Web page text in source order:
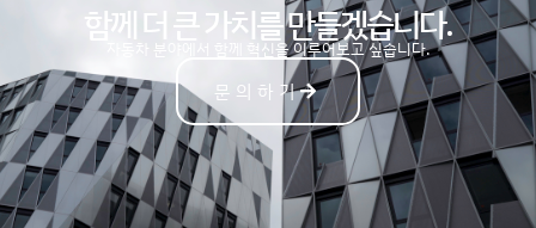
함께 더 큰 가치를 만들겠습니다.
차 분야에서 함께 혁신을 이루어보고 싶습니다.
문의하기